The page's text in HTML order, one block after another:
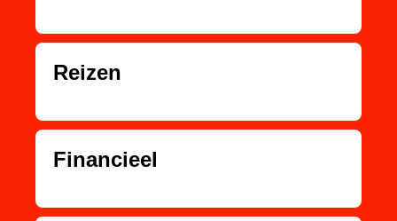
Reizen
Financieel